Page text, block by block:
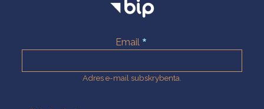
Email
Adres e-mail subskrybenta.